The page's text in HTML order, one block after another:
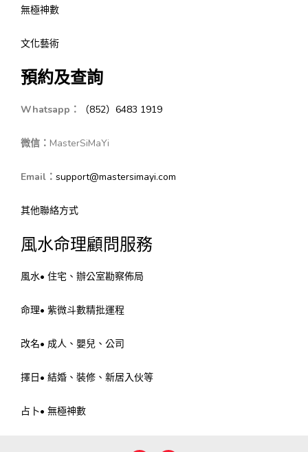
無極神數
文化藝術
預約及查詢
Whatsapp： （852）6483 1919
微信： MasterSiMaYi
Email： support@mastersimayi.com
其他聯絡方式
風水命理顧問服務
風水• 住宅、辦公室勘察佈局
命理• 紫微斗數精批運程
改名• 成人、嬰兒、公司
擇日• 結婚、裝修、新居入伙等
占卜• 無極神數